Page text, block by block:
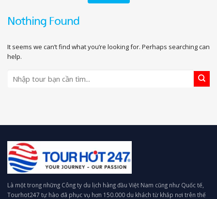
Nothing Found
It seems we can’t find what you’re looking for. Perhaps searching can
help.
Là một trong những Công ty du lịch hàng đầu Việt Nam cũng như Quốc tế,
Tourhot247 tự hào đã phục vụ hơn 150.000 du khách từ khắp nơi trên thế